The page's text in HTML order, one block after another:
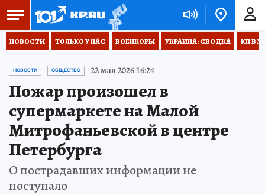
НОВОСТИ ТОЛЬКО У НАС ВОЕНКОРЫ УКРАИНА: СВОДКА КП В
НОВОСТИ ОБЩЕСТВО 22 мая 2026 16:24
Пожар произошел в
супермаркете на Малой
Митрофаньевской в центре
Петербурга
О пострадавших информации не
поступало